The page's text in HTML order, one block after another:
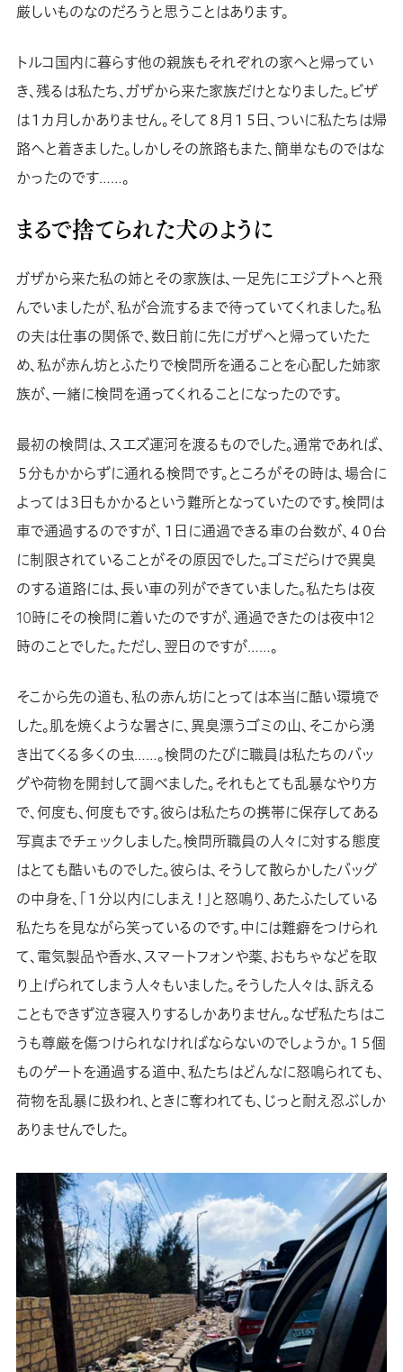
厳しいものなのだろうと思うことはあります。
トルコ国内に暮らす他の親族もそれぞれの家へと帰ってい
き、残るは私たち、ガザから来た家族だけとなりました。ビザ
は１カ月しかありません。そして８月１５日、ついに私たちは帰
路へと着きました。しかしその旅路もまた、簡単なものではな
かったのです……。
まるで捨てられた犬のように
ガザから来た私の姉とその家族は、一足先にエジプトへと飛
んでいましたが、私が合流するまで待っていてくれました。私
の夫は仕事の関係で、数日前に先にガザへと帰っていたた
め、私が赤ん坊とふたりで検問所を通ることを心配した姉家
族が、一緒に検問を通ってくれることになったのです。
最初の検問は、スエズ運河を渡るものでした。通常であれば、
５分もかからずに通れる検問です。ところがその時は、場合に
よっては３日もかかるという難所となっていたのです。検問は
車で通過するのですが、１日に通過できる車の台数が、４０台
に制限されていることがその原因でした。ゴミだらけで異臭
のする道路には、長い車の列ができていました。私たちは夜
10時にその検問に着いたのですが、通過できたのは夜中12
時のことでした。ただし、翌日のですが……。
そこから先の道も、私の赤ん坊にとっては本当に酷い環境で
した。肌を焼くような暑さに、異臭漂うゴミの山、そこから湧
き出てくる多くの虫……。検問のたびに職員は私たちのバッ
グや荷物を開封して調べました。それもとても乱暴なやり方
で、何度も、何度もです。彼らは私たちの携帯に保存してある
写真までチェックしました。検問所職員の人々に対する態度
はとても酷いものでした。彼らは、そうして散らかしたバッグ
の中身を、「１分以内にしまえ！」と怒鳴り、あたふたしている
私たちを見ながら笑っているのです。中には難癖をつけられ
て、電気製品や香水、スマートフォンや薬、おもちゃなどを取
り上げられてしまう人々もいました。そうした人々は、訴える
こともできず泣き寝入りするしかありません。なぜ私たちはこ
うも尊厳を傷つけられなければならないのでしょうか。１５個
ものゲートを通過する道中、私たちはどんなに怒鳴られても、
荷物を乱暴に扱われ、ときに奪われても、じっと耐え忍ぶしか
ありませんでした。